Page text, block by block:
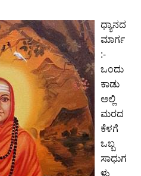
ಧ್ಯಾನದ
ಮಾರ್ಗ
:-
ಒಂದು
ಕಾಡು
ಅಲ್ಲಿ
ಮರದ
ಕೆಳಗೆ
ಒಬ್ಬ
ಸಾಧುಗ
ಳು